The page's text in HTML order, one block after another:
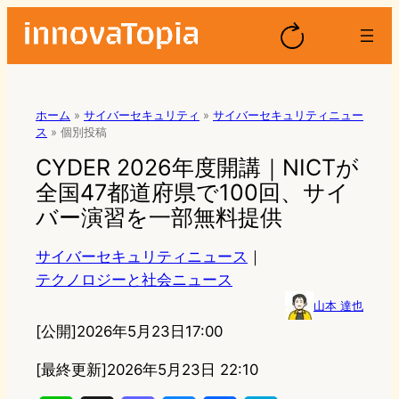
ホーム » サイバーセキュリティ » サイバーセキュリティニュー
ス » 個別投稿
CYDER 2026年度開講｜NICTが
全国47都道府県で100回、サイ
バー演習を一部無料提供
サイバーセキュリティニュース ｜
テクノロジーと社会ニュース
山本 達也
[公開]2026年5月23日17:00
[最終更新]2026年5月23日 22:10